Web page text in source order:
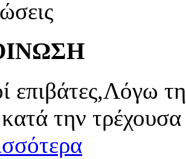
επιβάτες,Λόγω
την